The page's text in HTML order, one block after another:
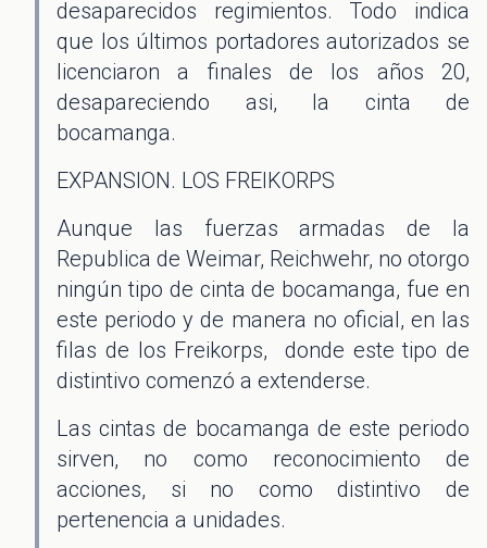
desaparecidos regimientos. Todo indica
que los últimos portadores autorizados se
licenciaron a finales de los años 20,
desapareciendo asi, la cinta de
bocamanga.
EXPANSION. LOS FREIKORPS
Aunque las fuerzas armadas de la
Republica de Weimar, Reichwehr, no otorgo
ningún tipo de cinta de bocamanga, fue en
este periodo y de manera no oficial, en las
filas de los Freikorps, donde este tipo de
distintivo comenzó a extenderse.
Las cintas de bocamanga de este periodo
sirven, no como reconocimiento de
acciones, si no como distintivo de
pertenencia a unidades.